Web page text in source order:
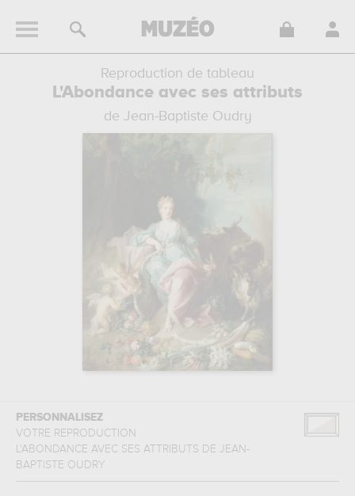
Reproduction de tableau
L'Abondance avec ses attributs
de Jean-Baptiste Oudry
PERSONNALISEZ
VOTRE REPRODUCTION
L'ABONDANCE AVEC SES ATTRIBUTS DE JEAN-
BAPTISTE OUDRY